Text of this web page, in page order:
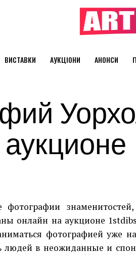
ВИСТАВКИ АУКЦІОНИ АНОНСИ
фотографии
онлайн на аукционе
фотографией уже
людей в неожиданные и